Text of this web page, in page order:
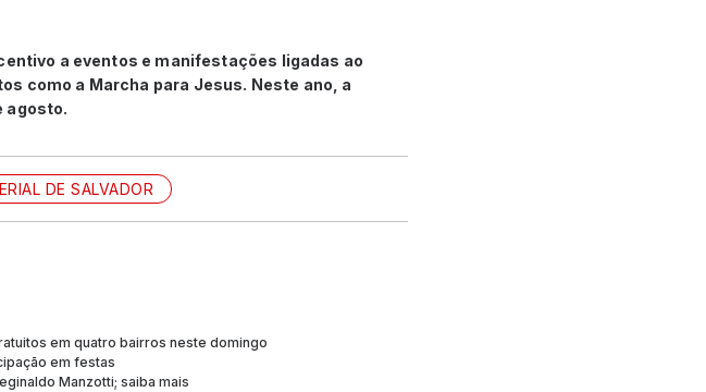
a eventos e manifestações ligadas ao
como a Marcha para Jesus. Neste ano, a
agosto.
DE SALVADOR
em quatro bairros neste domingo
em festas
Manzotti; saiba mais